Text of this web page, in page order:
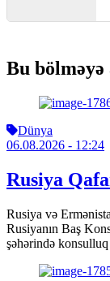
Bu
Dünya
06.08.2026 - 12:24
Rusiya
Rusiya və
Rusiyanın Baş
şəhərində